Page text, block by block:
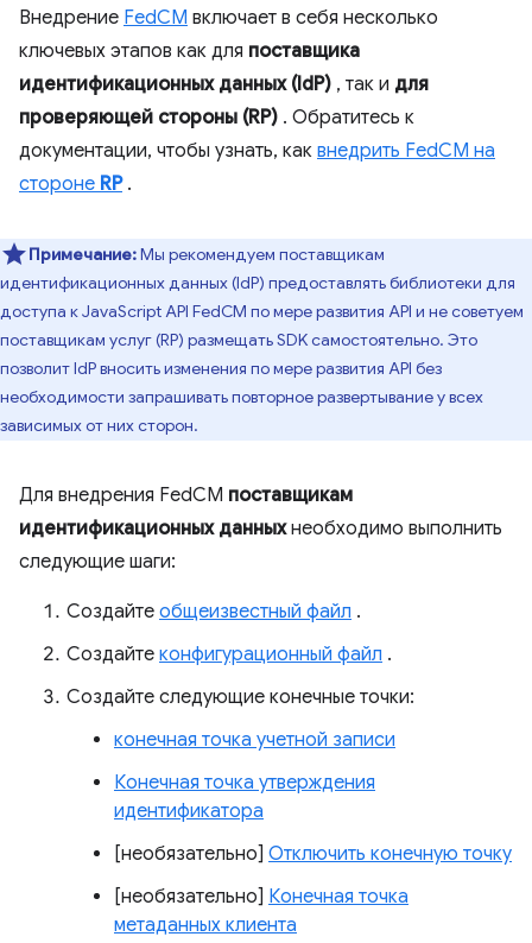
Внедрение FedCM включает в себя несколько
ключевых этапов как для поставщика
идентификационных данных (IdP) , так и для
проверяющей стороны (RP) . Обратитесь к
документации, чтобы узнать, как внедрить FedCM на
стороне RP.
Примечание:Мы рекомендуем поставщикам
идентификационных данных (IdP) предоставлять библиотеки для
доступа к JavaScript API FedCM по мере развития API и не советуем
поставщикам услуг (RP) размещать SDK самостоятельно. Это
позволит IdP вносить изменения по мере развития API без
необходимости запрашивать повторное развертывание у всех
зависимых от них сторон.
Для внедрения FedCM поставщикам
идентификационных данныхнеобходимо выполнить
следующие шаги:
Создайте общеизвестный файл .
Создайте конфигурационный файл .
Создайте следующие конечные точки:
конечная точка учетной записи
Конечная точка утверждения
идентификатора
[необязательно] Отключить конечную точку
[необязательно] Конечная точка
метаданных клиента